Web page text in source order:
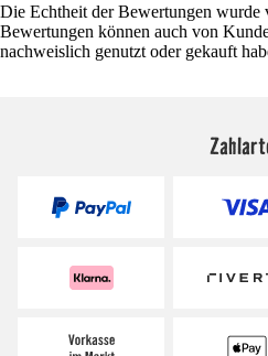
Die Echtheit der Bewertungen wurde
Bewertungen können auch von
nachweislich genutzt oder gekauft